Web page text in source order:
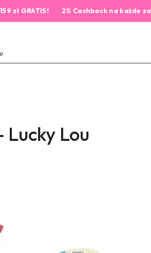
2% Cashback na każde zakupy💰
Lucky Lou